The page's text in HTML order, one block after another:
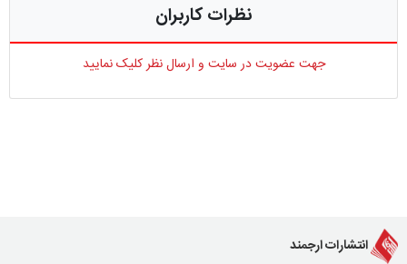
نظرات کاربران
جهت عضویت در سایت و ارسال نظر کلیک نمایید
انتشارات ارجمند